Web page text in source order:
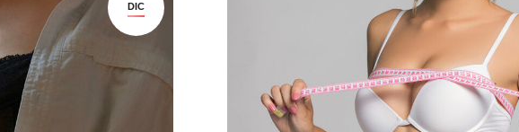
DIC